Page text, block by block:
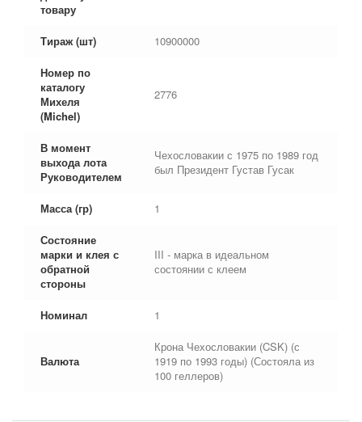
товару
Тираж (шт) 10900000
Номер по
каталогу
Михеля
(Michel)
2776
В момент
выхода лота
Руководителем
Чехословакии с 1975 по 1989 год
был Президент Густав Гусак
Масса (гр) 1
Состояние
марки и клея с
обратной
стороны
III - марка в идеальном
состоянии с клеем
Номинал 1
Валюта
Крона Чехословакии (CSK) (с
1919 по 1993 годы) (Состояла из
100 геллеров)